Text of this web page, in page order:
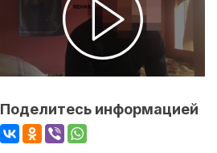
Поделитесь информацией